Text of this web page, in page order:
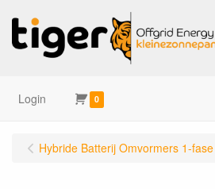
Login 0
Hybride Batterij Omvormers 1-fase